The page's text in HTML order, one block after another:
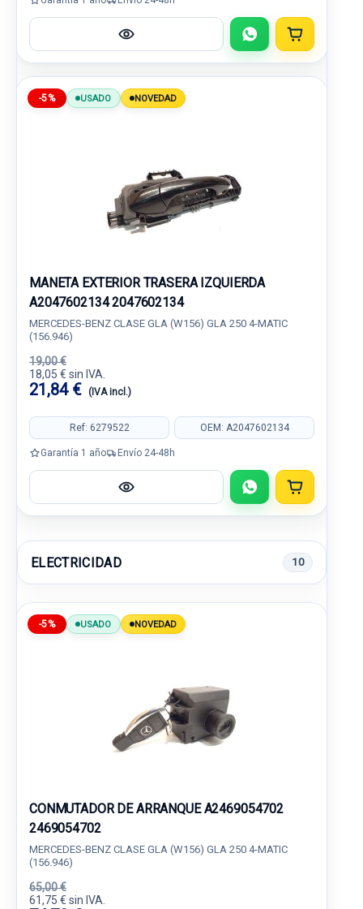
-5% USADO NOVEDAD
MANETA EXTERIOR TRASERA IZQUIERDA
A2047602134 2047602134
MERCEDES-BENZ CLASE GLA (W156) GLA 250 4-MATIC
(156.946)
19,00 €
18,05 € sin IVA.
21,84 € (IVA incl.)
Ref: 6279522 OEM: A2047602134
Garantía 1 año Envío 24-48h
ELECTRICIDAD 10
-5% USADO NOVEDAD
CONMUTADOR DE ARRANQUE A2469054702
2469054702
MERCEDES-BENZ CLASE GLA (W156) GLA 250 4-MATIC
(156.946)
65,00 €
61,75 € sin IVA.